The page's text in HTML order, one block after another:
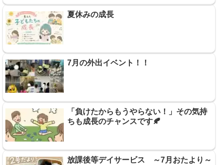
夏休みの成長
7月の外出イベント！！
「負けたからもうやらない！」その気持
ちも成長のチャンスです🍂
放課後等デイサービス ～7月おたより～